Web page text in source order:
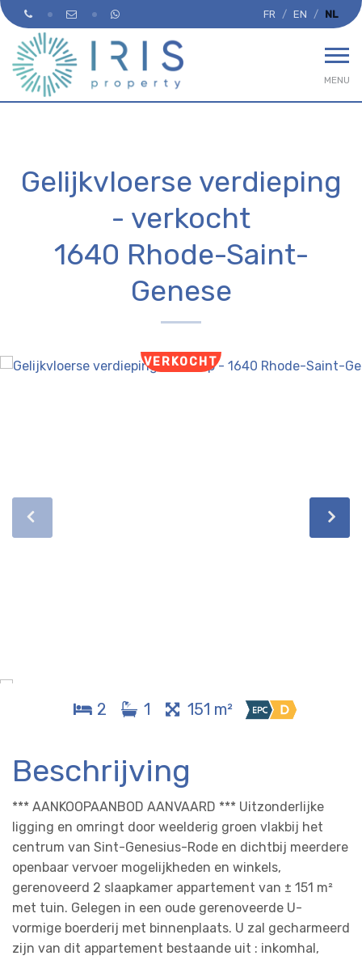
FR EN NL
MENU
Gelijkvloerse verdieping
- verkocht
1640 Rhode-Saint-
Genese
VERKOCHT
2 1 151 m²
Beschrijving
*** AANKOOPAANBOD AANVAARD *** Uitzonderlijke
ligging en omringt door weelderig groen vlakbij het
centrum van Sint-Genesius-Rode en dichtbij meerdere
openbaar vervoer mogelijkheden en winkels,
gerenoveerd 2 slaapkamer appartement van ± 151 m²
met tuin. Gelegen in een oude gerenoveerde U-
vormige boerderij met binnenplaats. U zal gecharmeerd
zijn van dit appartement bestaande uit : inkomhal,